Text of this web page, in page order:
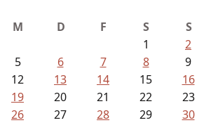
M D F S
S
1
2
5 6 7 8
9
12 13 14 15
16
19 20 21 22
23
26 27 28 29
30